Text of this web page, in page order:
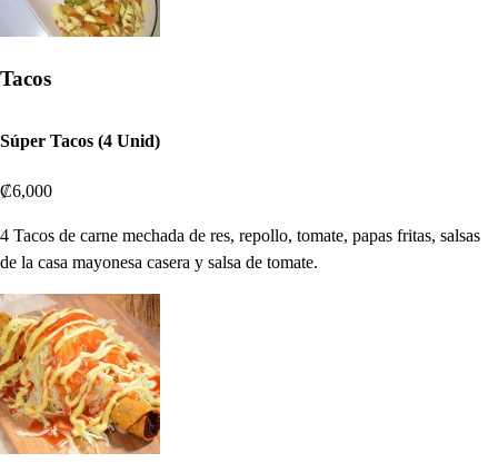
Tacos
Súper Tacos (4 Unid)
₡6,000
4 Tacos de carne mechada de res, repollo, tomate, papas fritas, salsas
de la casa mayonesa casera y salsa de tomate.